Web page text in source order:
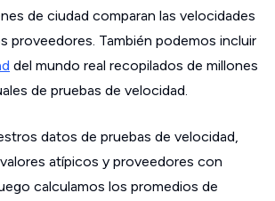
de ciudad comparan las velocidades
proveedores. También podemos incluir
del mundo real recopilados de millones
de pruebas de velocidad.
datos de pruebas de velocidad,
atípicos y proveedores con
calculamos los promedios de